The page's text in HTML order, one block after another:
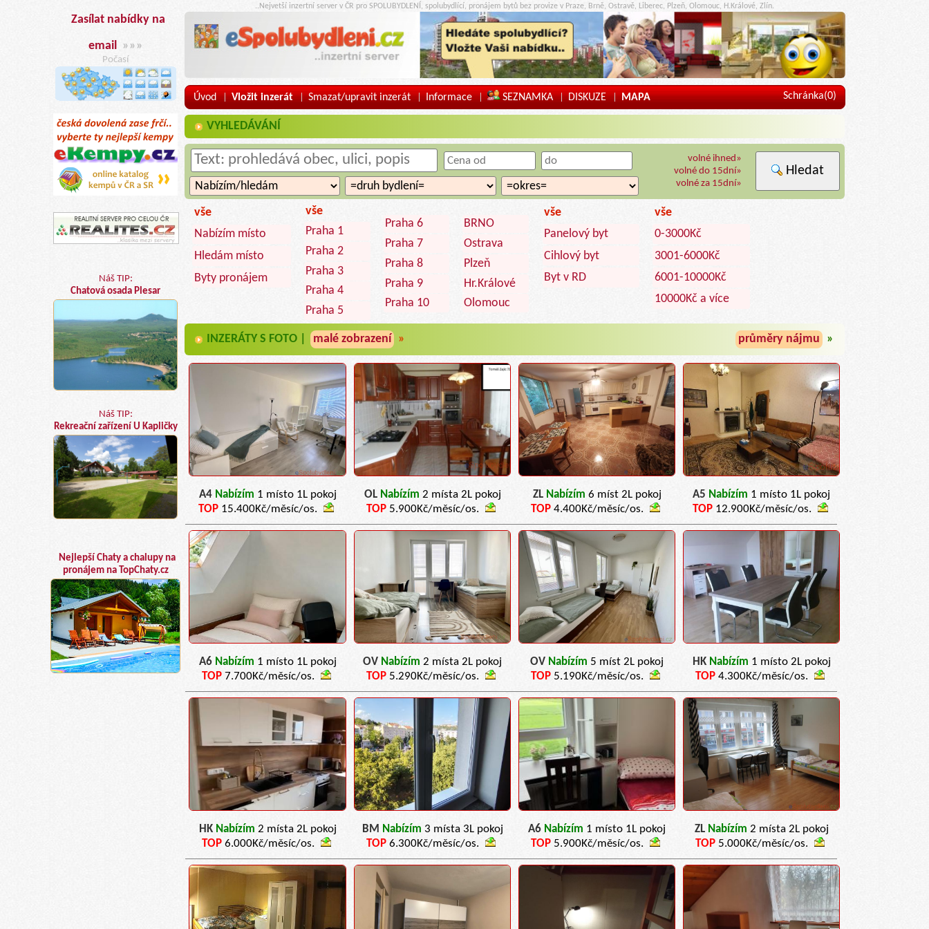
Zasílat nabídky na
email »»»
Počasí
Náš TIP:
Chatová osada Plesar
Náš TIP:
Rekreační zařízení U Kapličky
Nejlepší Chaty a chalupy na
pronájem na TopChaty.cz
..Nejvetší inzertní server v ČR pro SPOLUBYDLENÍ, spolubydlící, pronájem bytů bez provize v Praze, Brně, Ostravě, Liberec, Plzeň, Olomouc, H.Králové, Zlín.
Úvod | Vložit inzerát | Smazat/upravit inzerát | Informace | SEZNAMKA | DISKUZE | MAPA Schránka(0)
VYHLEDÁVÁNÍ
volné ihned»
volné do 15dní»
volné za 15dní»
Hledat
vše
Nabízím místo
Hledám místo
Byty pronájem
vše
Praha 1
Praha 2
Praha 3
Praha 4
Praha 5
Praha 6
Praha 7
Praha 8
Praha 9
Praha 10
BRNO
Ostrava
Plzeň
Hr.Králové
Olomouc
vše
Panelový byt
Cihlový byt
Byt v RD
vše
0-3000Kč
3001-6000Kč
6001-10000Kč
10000Kč a více
INZERÁTY S FOTO | malé zobrazení » průměry nájmu »
A4 Nabízím 1 místo 1L pokoj
TOP 15.400Kč/měsíc/os.
OL Nabízím 2 místa 2L pokoj
TOP 5.900Kč/měsíc/os.
ZL Nabízím 6 míst 2L pokoj
TOP 4.400Kč/měsíc/os.
A5 Nabízím 1 místo 1L pokoj
TOP12.900Kč/měsíc/os.
A6 Nabízím 1 místo 1L pokoj
TOP7.700Kč/měsíc/os.
OV Nabízím 2 místa 2L pokoj
TOP 5.290Kč/měsíc/os.
OV Nabízím 5 míst 2L pokoj
TOP 5.190Kč/měsíc/os.
HK Nabízím 1 místo 2L pokoj
TOP 4.300Kč/měsíc/os.
HK Nabízím 2 místa 2L pokoj
TOP6.000Kč/měsíc/os.
BM Nabízím 3 místa 3L pokoj
TOP 6.300Kč/měsíc/os.
A6 Nabízím 1 místo 1L pokoj
TOP 5.900Kč/měsíc/os.
ZL Nabízím 2 místa 2L pokoj
TOP 5.000Kč/měsíc/os.